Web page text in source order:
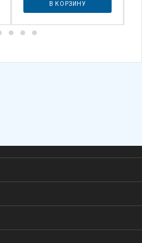
В КОРЗИНУ